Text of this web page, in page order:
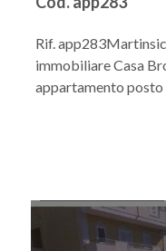
Rif.
immobiliare Casa
appartamento posto